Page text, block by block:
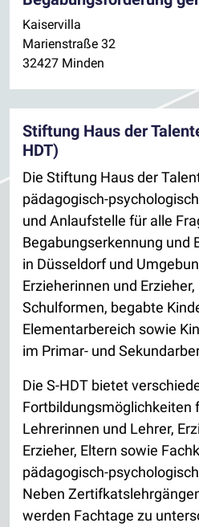
Kaiservilla
Marienstraße 32
32427 Minden
Stiftung Haus der
HDT)
Die Stiftung Haus der
pädagogisch-
und Anlaufstelle für alle
Begabungserkennung und
in Düsseldorf und
Erzieherinnen und
Schulformen, begabte
Elementarbereich sowie
im Primar- und
Die S-HDT bietet
Fortbildungsmöglichkeiten
Lehrerinnen und Lehrer,
Erzieher, Eltern sowie
pädagogisch-
Neben
werden Fachtage zu